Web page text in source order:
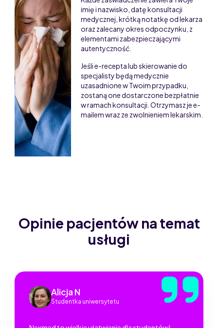
imię i nazwisko, datę konsultacji
medycznej, krótką notatkę od lekarza
oraz zalecany okres odpoczynku, z
elementami zabezpieczającymi
autentyczność.
Jeśli e-recepta lub skierowanie do
specjalisty będą medycznie
uzasadnione w Twoim przypadku,
zostaną one dostarczone bezpłatnie
w ramach konsultacji. Otrzymasz je e-
mailem wraz ze zwolnieniem lekarskim.
Opinie pacjentów na temat
usługi
Alicja N
Studentka uniwersytetu